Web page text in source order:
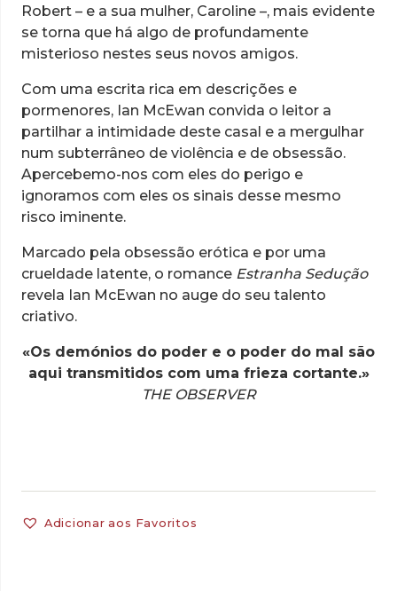
Robert – e a sua mulher, Caroline –, mais evidente
se torna que há algo de profundamente
misterioso nestes seus novos amigos.
Com uma escrita rica em descrições e
pormenores, Ian McEwan convida o leitor a
partilhar a intimidade deste casal e a mergulhar
num subterrâneo de violência e de obsessão.
Apercebemo-nos com eles do perigo e
ignoramos com eles os sinais desse mesmo
risco iminente.
Marcado pela obsessão erótica e por uma
crueldade latente, o romance Estranha Sedução
revela Ian McEwan no auge do seu talento
criativo.
«Os demónios do poder e o poder do mal são
aqui transmitidos com uma frieza cortante.»
THE OBSERVER
Adicionar aos Favoritos